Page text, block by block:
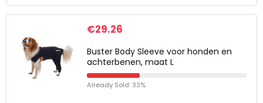
€29.26
Buster Body Sleeve voor honden en
achterbenen, maat L
Already Sold: 33%